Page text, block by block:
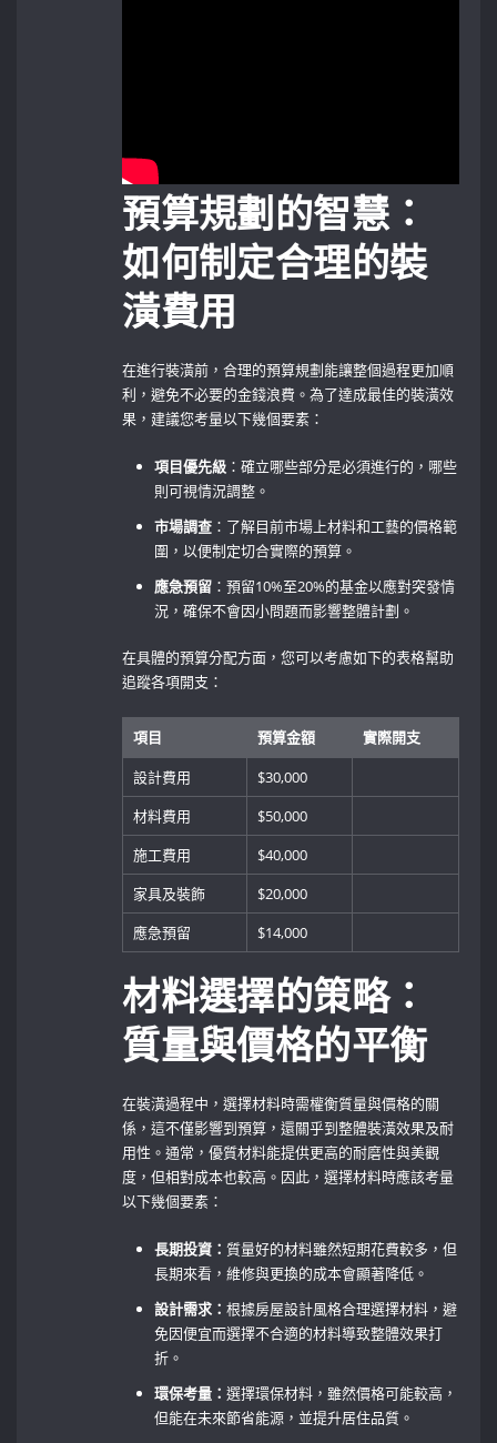
預算規劃的智慧：
如何制定合理的裝
潢費用
在進行裝潢前，合理的預算規劃能讓整個過程更加順
利，避免不必要的金錢浪費。為了達成最佳的裝潢效
果，建議您考量以下幾個要素：
項目優先級 ：確立哪些部分是必須進行的，哪些
則可視情況調整。
市場調查 ：了解目前市場上材料和工藝的價格範
圍，以便制定切合實際的預算。
應急預留 ：預留10%至20%的基金以應對突發情
況，確保不會因小問題而影響整體計劃。
在具體的預算分配方面，您可以考慮如下的表格幫助
追蹤各項開支：
項目 預算金額
實際開支
設計費用
$30,000
材料費用
$50,000
施工費用
$40,000
家具及裝飾
$20,000
應急預留
$14,000
材料選擇的策略：
質量與價格的平衡
在裝潢過程中，選擇材料時需權衡質量與價格的關
係，這不僅影響到預算，還關乎到整體裝潢效果及耐
用性。通常，優質材料能提供更高的耐磨性與美觀
度，但相對成本也較高。因此，選擇材料時應該考量
以下幾個要素：
長期投資：質量好的材料雖然短期花費較多，但
長期來看，維修與更換的成本會顯著降低。
設計需求：根據房屋設計風格合理選擇材料，避
免因便宜而選擇不合適的材料導致整體效果打
折。
環保考量：選擇環保材料，雖然價格可能較高，
但能在未來節省能源，並提升居住品質。